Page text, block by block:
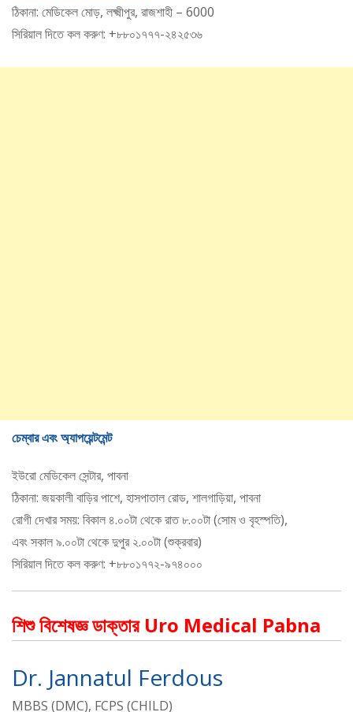
ঠিকানা: মেডিকেল মোড়, লক্ষ্মীপুর, রাজশাহী – 6000
সিরিয়াল দিতে কল করুণ: +৮৮০১৭৭৭-২৪২৫৩৬
চেম্বার এবং অ্যাপয়েন্টমেন্ট
ইউরো মেডিকেল সেন্টার, পাবনা
ঠিকানা: জয়কালী বাড়ির পাশে, হাসপাতাল রোড, শালগাড়িয়া, পাবনা
রোগী দেখার সময়: বিকাল ৪.০০টা থেকে রাত ৮.০০টা (সোম ও বৃহস্পতি),
এবং সকাল ৯.০০টা থেকে দুপুর ২.০০টা (শুক্রবার)
সিরিয়াল দিতে কল করুণ: +৮৮০১৭৭২-৯৭৪০০০
শিশু বিশেষজ্ঞ ডাক্তার Uro Medical Pabna
Dr. Jannatul Ferdous
MBBS (DMC), FCPS (CHILD)